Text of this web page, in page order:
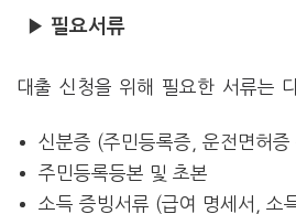
▶ 필요서류
대출 신청을 위해 필요한 서류는
신분증 (주민등록증, 운전면허증
주민등록등본 및 초본
소득 증빙서류 (급여 명세서, 소